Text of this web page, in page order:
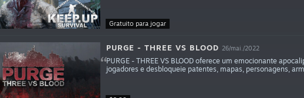
Gratuito para jogar
PURGE - THREE VS BLOOD 26/mai./2022
PURGE - THREE VS BLOOD oferece um emocionante
jogadores e desbloqueie patentes, mapas, personagens,